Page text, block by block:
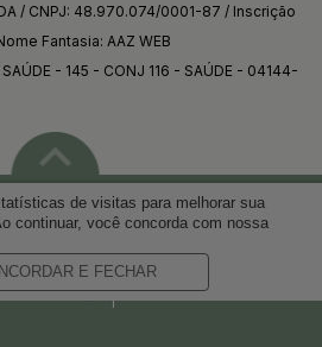
/ CNPJ: 48.970.074/0001-87 / Inscrição
Fantasia: AAZ WEB
- 145 - CONJ 116 - SAÚDE - 04144-
ao topo
de visitas para melhorar sua
continuar, você concorda com nossa
E FECHAR